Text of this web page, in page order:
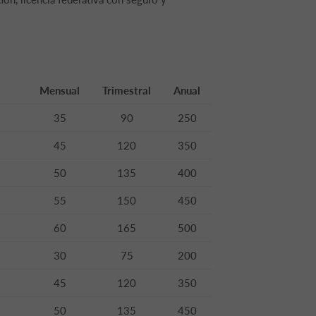
Mensual Trimestral Anual
35 90 250
45 120 350
50 135 400
55 150 450
60 165 500
30 75 200
45 120 350
50 135 450